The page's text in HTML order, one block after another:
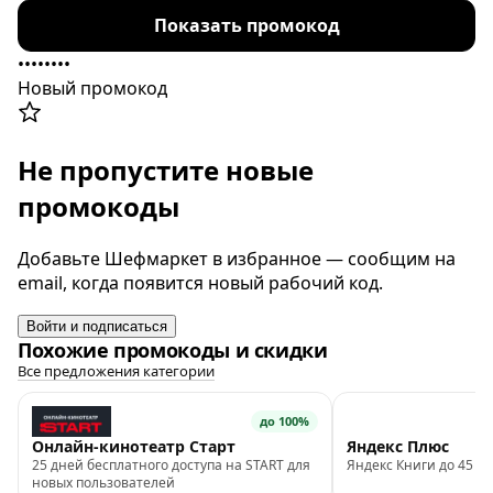
Показать промокод
••••••••
Новый промокод
Не пропустите новые
промокоды
Добавьте Шефмаркет в избранное — сообщим на
email, когда появится новый рабочий код.
Войти и подписаться
Похожие промокоды и скидки
Все предложения категории
до 100%
Онлайн-кинотеатр Старт
25 дней бесплатного доступа на START для
новых пользователей
Яндекс Плюс
Яндекс Книги до 45